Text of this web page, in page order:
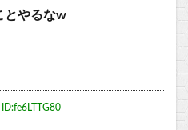
とやるなw